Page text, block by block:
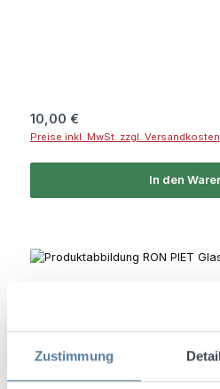
Zustimmung
Regulärer Preis:
10,00 €
Preise inkl. MwSt. zzgl. Versandkosten
In den